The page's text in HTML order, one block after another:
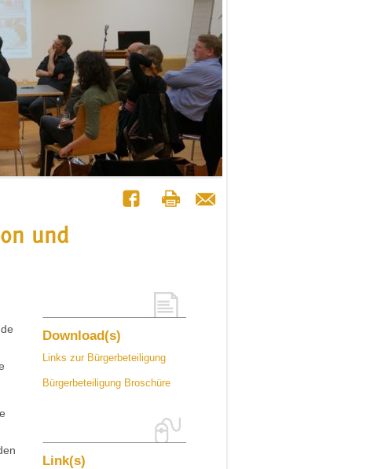
und
Download(s)
Links zur Bürgerbeteiligung
Bürgerbeteiligung Broschüre
Link(s)